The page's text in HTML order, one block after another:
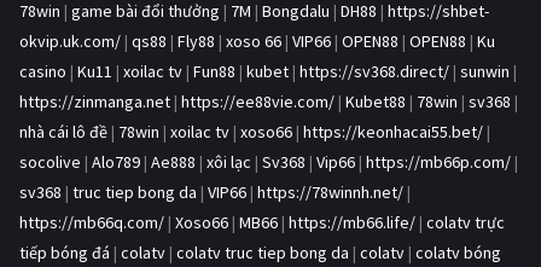
78win | game bài đổi thưởng | 7M | Bongdalu | DH88 | https://shbet-
okvip.uk.com/ | qs88 | Fly88 | xoso 66 | VIP66 | OPEN88 | OPEN88 | Ku
casino | Ku11 | xoilac tv | Fun88 | kubet | https://sv368.direct/ | sunwin |
https://zinmanga.net | https://ee88vie.com/ | Kubet88 | 78win | sv368 |
nhà cái lô đề | 78win | xoilac tv | xoso66 | https://keonhacai55.bet/ |
socolive | Alo789 | Ae888 | xôi lạc | Sv368 | Vip66 | https://mb66p.com/ |
sv368 | truc tiep bong da | VIP66 | https://78winnh.net/ |
https://mb66q.com/ | Xoso66 | MB66 | https://mb66.life/ | colatv trực
tiếp bóng đá | colatv | colatv truc tiep bong da | colatv | colatv bóng